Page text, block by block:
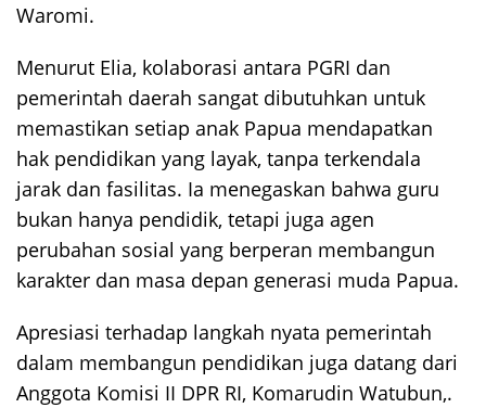
Waromi.
Menurut Elia, kolaborasi antara PGRI dan
pemerintah daerah sangat dibutuhkan untuk
memastikan setiap anak Papua mendapatkan
hak pendidikan yang layak, tanpa terkendala
jarak dan fasilitas. Ia menegaskan bahwa guru
bukan hanya pendidik, tetapi juga agen
perubahan sosial yang berperan membangun
karakter dan masa depan generasi muda Papua.
Apresiasi terhadap langkah nyata pemerintah
dalam membangun pendidikan juga datang dari
Anggota Komisi II DPR RI, Komarudin Watubun,.